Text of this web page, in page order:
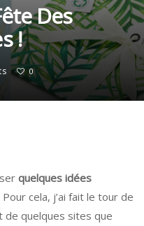
Des
!
0
quelques idées
cela, j’ai fait le tour de
de quelques sites que